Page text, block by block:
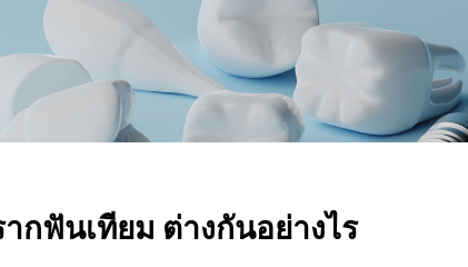
กฟันเทียม ต่างกันอย่างไร